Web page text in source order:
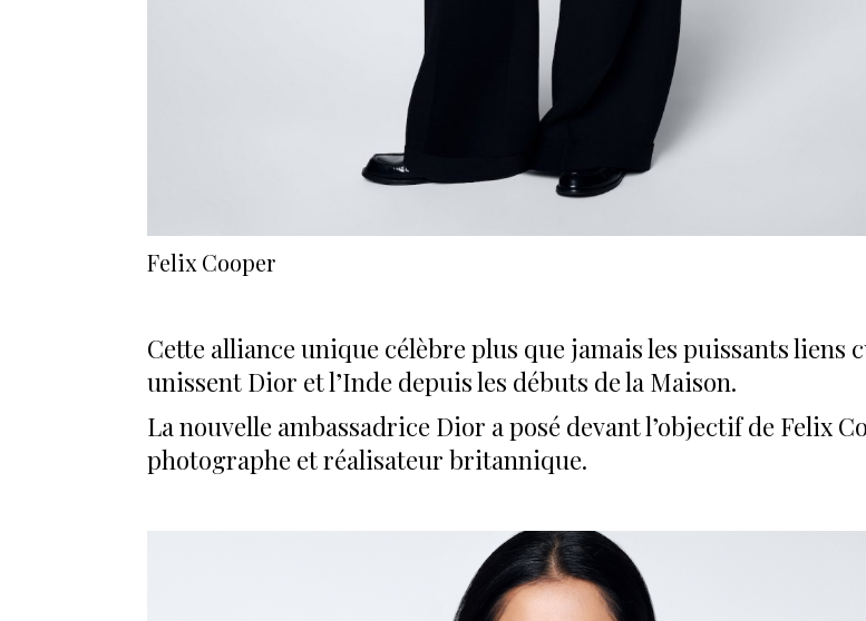
Felix Cooper
Cette alliance unique célèbre plus que jamais les puissants liens
unissent Dior et l’Inde depuis les débuts de la Maison.
La nouvelle ambassadrice Dior a posé devant l’objectif de Felix
photographe et réalisateur britannique.